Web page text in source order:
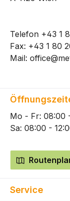
Telefon +43 1
Fax: +43 1 80
Mail:
Mo - Fr: 08:00
Sa: 08:00 -
Service